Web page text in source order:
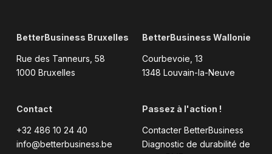
BetterBusiness Bruxelles
Rue des Tanneurs, 58
1000 Bruxelles
BetterBusiness Wallonie
Courbevoie, 13
1348 Louvain-la-Neuve
Contact
+32 486 10 24 40
info@betterbusiness.be
Passez à l'action !
Contacter BetterBusiness
Diagnostic de durabilité de